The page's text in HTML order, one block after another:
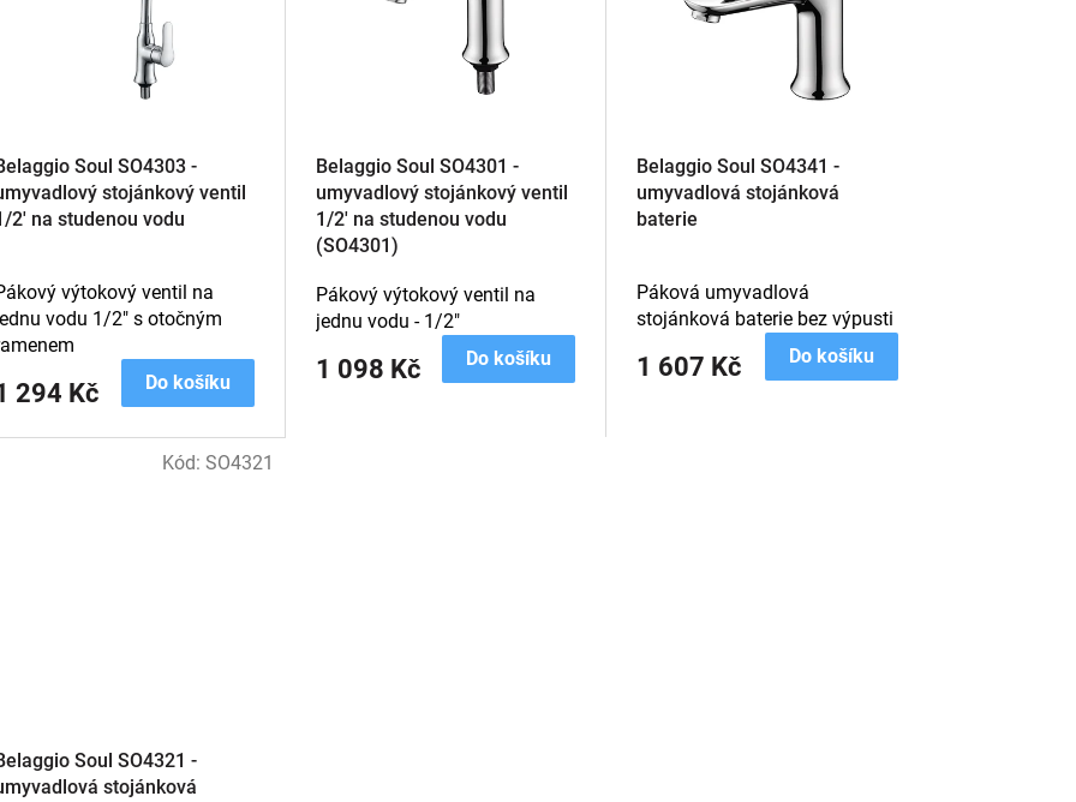
Soul SO4303 -
stojánkový ventil
2' na studenou vodu
294 Kč Do košíku
výtokový ventil na
vodu 1/2" s otočným
Belaggio Soul SO4301 -
umyvadlový stojánkový ventil
1/2' na studenou vodu
(SO4301)
1 098 Kč Do košíku
Pákový výtokový ventil na
jednu vodu - 1/2"
Belaggio Soul SO4341 -
umyvadlová stojánková
baterie
1 607 Kč Do košíku
Páková umyvadlová
stojánková baterie bez výpusti
Soul SO4321 -
stojánková
Kód: SO4321